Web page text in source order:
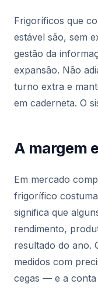
Frigoríficos que
estável são, sem
gestão da
expansão. Não
turno extra e
em caderneta. O
A margem
Em mercado
frigorífico
significa que
rendimento,
resultado do ano.
medidos com
cegas — e a